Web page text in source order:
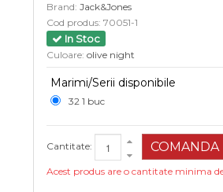
Brand: Jack&Jones
Cod produs: 70051-1
In Stoc
Culoare: olive night
Marimi/Serii disponibile
32 1 buc
Cantitate:
Acest produs are o cantitate minima